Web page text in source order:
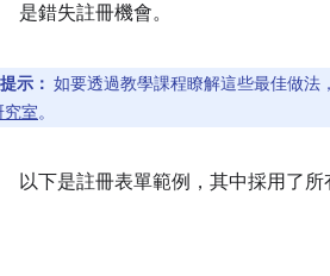
是錯失註冊機會。
提示： 如要透過教學課程瞭解這些最佳做法
究室。
以下是註冊表單範例，其中採用了所